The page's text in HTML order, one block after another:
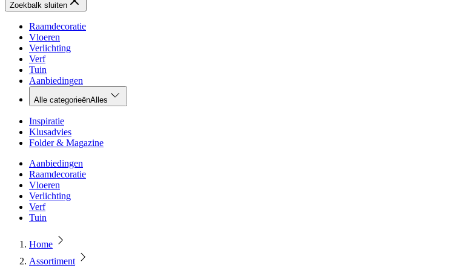
Zoekbalk sluiten
Raamdecoratie
Vloeren
Verlichting
Verf
Tuin
Aanbiedingen
Alle categorieënAlles
Inspiratie
Klusadvies
Folder & Magazine
Aanbiedingen
Raamdecoratie
Vloeren
Verlichting
Verf
Tuin
Home
Assortiment